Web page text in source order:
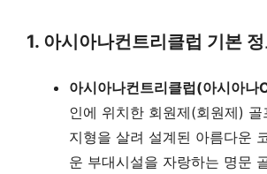
1. 아시아나컨트리클럽 기본
아시아나컨트리클럽(아시아나
인에 위치한 회원제(회원제) 골
지형을 살려 설계된 아름다운
운 부대시설을 자랑하는 명문